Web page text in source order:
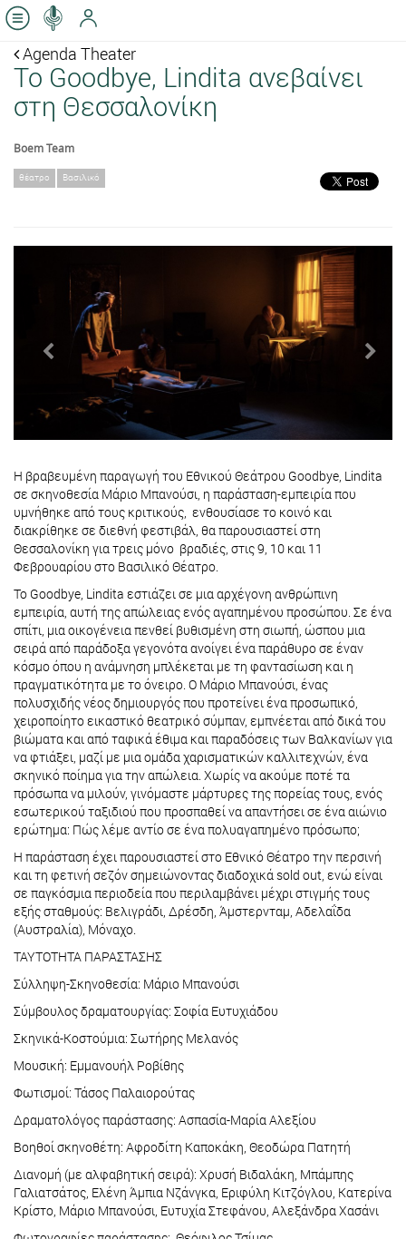
Agenda Theater
Το Goodbye, Lindita ανεβαίνει
στη Θεσσαλονίκη
Boem Team
θέατρο Βασιλικό
Η βραβευμένη παραγωγή του Εθνικού Θεάτρου Goodbye, Lindita
σε σκηνοθεσία Μάριο Μπανούσι, η παράσταση-εμπειρία που
υμνήθηκε από τους κριτικούς, ενθουσίασε το κοινό και
διακρίθηκε σε διεθνή φεστιβάλ, θα παρουσιαστεί στη
Θεσσαλονίκη για τρεις μόνο βραδιές, στις 9, 10 και 11
Φεβρουαρίου στο Βασιλικό Θέατρο.
Το Goodbye, Lindita εστιάζει σε μια αρχέγονη ανθρώπινη
εμπειρία, αυτή της απώλειας ενός αγαπημένου προσώπου. Σε ένα
σπίτι, μια οικογένεια πενθεί βυθισμένη στη σιωπή, ώσπου μια
σειρά από παράδοξα γεγονότα ανοίγει ένα παράθυρο σε έναν
κόσμο όπου η ανάμνηση μπλέκεται με τη φαντασίωση και η
πραγματικότητα με το όνειρο. Ο Μάριο Μπανούσι, ένας
πολυσχιδής νέος δημιουργός που προτείνει ένα προσωπικό,
χειροποίητο εικαστικό θεατρικό σύμπαν, εμπνέεται από δικά του
βιώματα και από ταφικά έθιμα και παραδόσεις των Βαλκανίων για
να φτιάξει, μαζί με μια ομάδα χαρισματικών καλλιτεχνών, ένα
σκηνικό ποίημα για την απώλεια. Χωρίς να ακούμε ποτέ τα
πρόσωπα να μιλούν, γινόμαστε μάρτυρες της πορείας τους, ενός
εσωτερικού ταξιδιού που προσπαθεί να απαντήσει σε ένα αιώνιο
ερώτημα: Πώς λέμε αντίο σε ένα πολυαγαπημένο πρόσωπο;
Η παράσταση έχει παρουσιαστεί στο Εθνικό Θέατρο την περσινή
και τη φετινή σεζόν σημειώνοντας διαδοχικά sold out, ενώ είναι
σε παγκόσμια περιοδεία που περιλαμβάνει μέχρι στιγμής τους
εξής σταθμούς: Βελιγράδι, Δρέσδη, Άμστερνταμ, Αδελαΐδα
(Αυστραλία), Μόναχο.
ΤΑΥΤΟΤΗΤΑ ΠΑΡΑΣΤΑΣΗΣ
Σύλληψη-Σκηνοθεσία: Μάριο Μπανούσι
Σύμβουλος δραματουργίας: Σοφία Ευτυχιάδου
Σκηνικά-Κοστούμια: Σωτήρης Μελανός
Μουσική: Εμμανουήλ Ροβίθης
Φωτισμοί: Τάσος Παλαιορούτας
Δραματολόγος παράστασης: Ασπασία-Μαρία Αλεξίου
Βοηθοί σκηνοθέτη: Αφροδίτη Καποκάκη, Θεοδώρα Πατητή
Διανομή (με αλφαβητική σειρά): Χρυσή Βιδαλάκη, Μπάμπης
Γαλιατσάτος, Ελένη Άμπια Νζάνγκα, Εριφύλη Κιτζόγλου, Κατερίνα
Κρίστο, Μάριο Μπανούσι, Ευτυχία Στεφάνου, Αλεξάνδρα Χασάνι